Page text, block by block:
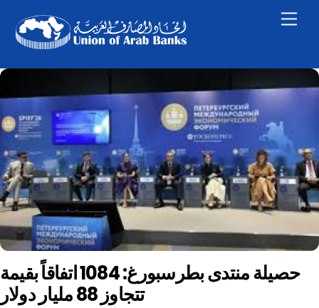
content
حصيلة منتدى بطرسبورغ: 1084 اتفاقاً بقيمة
تتجاوز 88 مليار دولار